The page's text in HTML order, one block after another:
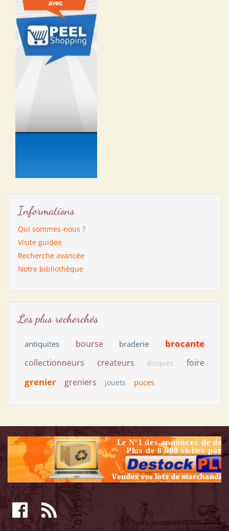
Informations
Qui sommes-nous ?
Visite guidée
Recherche avancée
Notre bibliothèque
Les plus recherchés
antiquites bourse braderie brocante
collectionneurs createurs disques foire
grenier greniers jouets puces